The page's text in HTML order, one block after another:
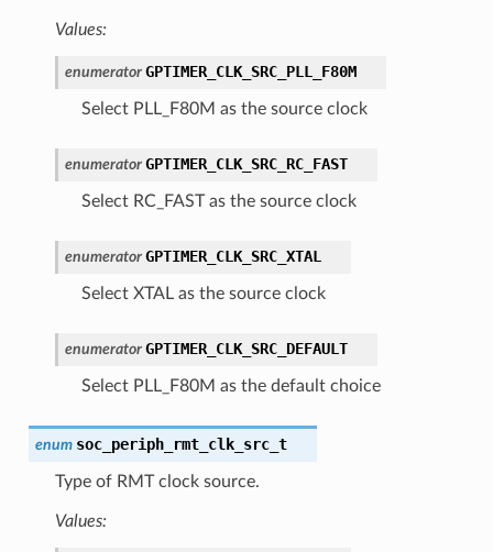
Values:
enumerator GPTIMER_CLK_SRC_PLL_F80M
Select PLL_F80M as the source clock
enumerator GPTIMER_CLK_SRC_RC_FAST
Select RC_FAST as the source clock
enumerator GPTIMER_CLK_SRC_XTAL
Select XTAL as the source clock
enumerator GPTIMER_CLK_SRC_DEFAULT
Select PLL_F80M as the default choice
enum soc_periph_rmt_clk_src_t
Type of RMT clock source.
Values: